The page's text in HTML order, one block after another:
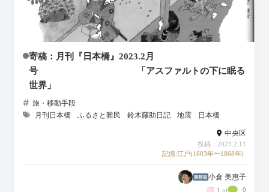
寄稿：月刊『日本橋』2023.2月
号 「アスファルトの下に眠る
世界」
旅・移動手段
月刊日本橋
ふるさと難民 鈴木藤助日記 地震 日本橋
中央区
投稿：2023.2.11
記憶:江戸(1603年〜1868年)
小倉 美惠子
1 pt 0